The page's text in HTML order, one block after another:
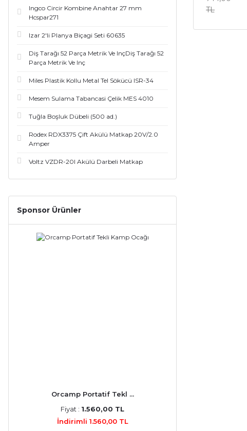
Ingco Circir Kombine Anahtar 27 mm
Hcspar271
Izar 2'li Planya Biçagi Seti 60635
Diş Tarağı 52 Parça Metrik Ve InçDiş Tarağı 52
Parça Metrik Ve Inç
Miles Plastik Kollu Metal Tel Sökücü ISR-34
Mesem Sulama Tabancasi Çelik MES 4010
Tuğla Boşluk Dübeli (500 ad.)
Rodex RDX3375 Çift Akülü Matkap 20V/2.0
Amper
Voltz VZDR-20I Akülü Darbeli Matkap
Sponsor Ürünler
Orcamp Portatif Tekl ...
Fiyat : 1.560,00 TL
İndirimli 1.560,00 TL
TL